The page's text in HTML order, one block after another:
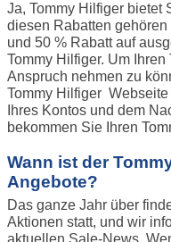
Ja, Tommy Hilfiger bietet
diesen Rabatten
und 50 % Rabatt auf
Tommy Hilfiger. Um
Anspruch nehmen zu
Tommy Hilfiger
Ihres Kontos und dem
bekommen Sie Ihren
Wann ist der
Angebote?
Das ganze Jahr über
Aktionen statt, und wir
aktuellen Sale-News.